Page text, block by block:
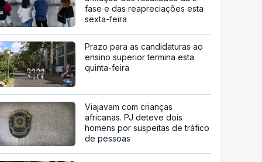
fase e das reapreciações esta
sexta-feira
Prazo para as candidaturas ao
ensino superior termina esta
quinta-feira
Viajavam com crianças
africanas. PJ deteve dois
homens por suspeitas de tráfico
de pessoas